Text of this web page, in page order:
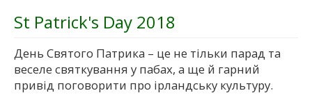
St Patrick's Day 2018
День Святого Патрика – це не тільки парад та
веселе святкування у пабах, а ще й гарний
привід поговорити про ірландську культуру.